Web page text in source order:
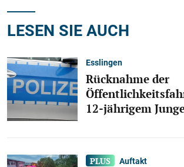
LESEN SIE AUCH
Esslingen
Rücknahme der
12-jährigem
Auftakt